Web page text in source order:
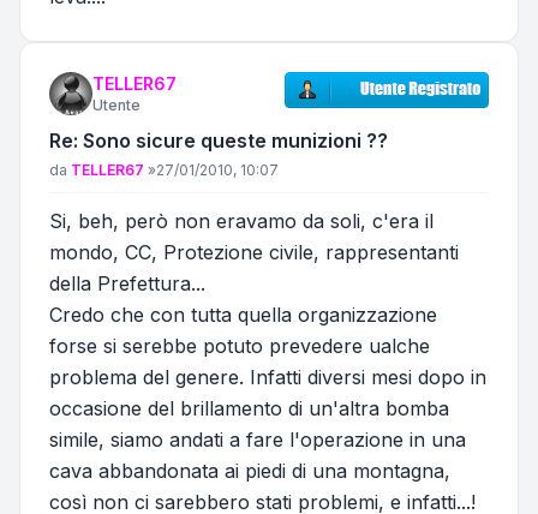
TELLER67
Utente
Re: Sono sicure queste munizioni ??
Messaggio
da TELLER67 »27/01/2010, 10:07
Si, beh, però non eravamo da soli, c'era il
mondo, CC, Protezione civile, rappresentanti
della Prefettura...
Credo che con tutta quella organizzazione
forse si serebbe potuto prevedere ualche
problema del genere. Infatti diversi mesi dopo in
occasione del brillamento di un'altra bomba
simile, siamo andati a fare l'operazione in una
cava abbandonata ai piedi di una montagna,
così non ci sarebbero stati problemi, e infatti...!